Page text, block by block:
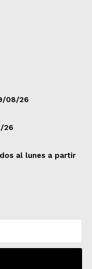
08/26
26
al lunes a partir